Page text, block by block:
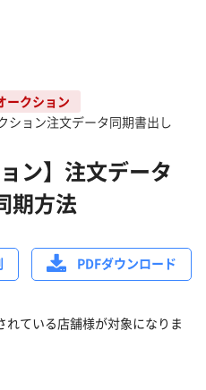
ークション
ション注文データ同期書出し
ン】注文データ
期方法
PDFダウンロード
ている店舗様が対象になりま